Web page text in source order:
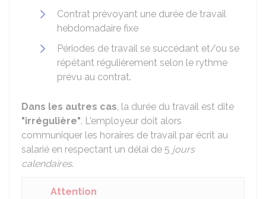
Contrat prévoyant une durée de travail
hebdomadaire fixe
Périodes de travail se succédant et/ou se
répétant régulièrement selon le rythme
prévu au contrat.
Dans les autres cas, la durée du travail est dite
"irrégulière". L'employeur doit alors
communiquer les horaires de travail par écrit au
salarié en respectant un délai de 5 jours
calendaires.
Attention